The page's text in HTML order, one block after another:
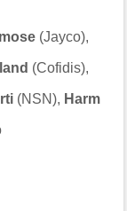
(Jayco),
(Cofidis),
(NSN), Harm